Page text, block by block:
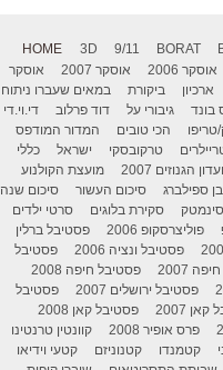
HOME 3D 9/11 BORAT
אוסקר 2006 אוסקר 2007
אוסקר
ארכיון ביקורת
במאים שעברו ניתוח
בונד גיבורי על דוד פרלוב
די.וי.די
טריפו הכי טובים
המדור המודפס
טרקובסקי ישראל
כללי
הגנוזים 2007
מועצת הקולנוע
ספילברג סיכום העשור
סיכום שנה
סינמטק סקירת בלוגים
סרטי ילדים
פוליצרסקופ 2006
פסטיבל ברלין
פסטיבל ונציה 2006
פסטיבל
2007
פסטיבל חיפה 2008
פסטיבל ירושלים 2007
פסטיבל
2007
פסטיבל קאן 2008
פרס אופיר 2008
קוונטין טרנטינו
קטמנדו קטנוניזם
קטעי וידיאו